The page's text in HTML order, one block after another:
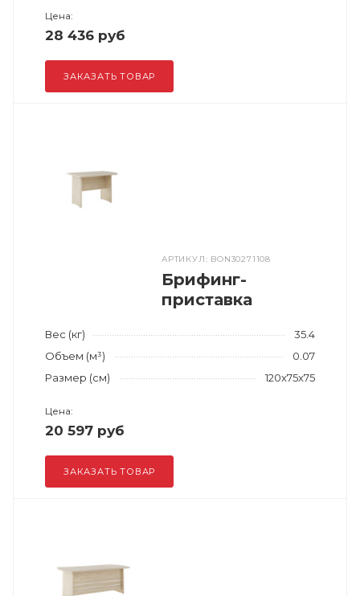
Цена:
28 436 руб
ЗАКАЗАТЬ ТОВАР
АРТИКУЛ: BON30271108
Брифинг-
приставка
Вес (кг)
35.4
Объем (м³)
0.07
Размер (см)
120x75x75
Цена:
20 597 руб
ЗАКАЗАТЬ ТОВАР